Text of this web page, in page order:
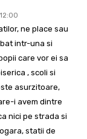
ne place sau
intr-una si
care vor ei sa
, scoli si
asurzitoare,
i avem dintre
nici pe strada si
statii de